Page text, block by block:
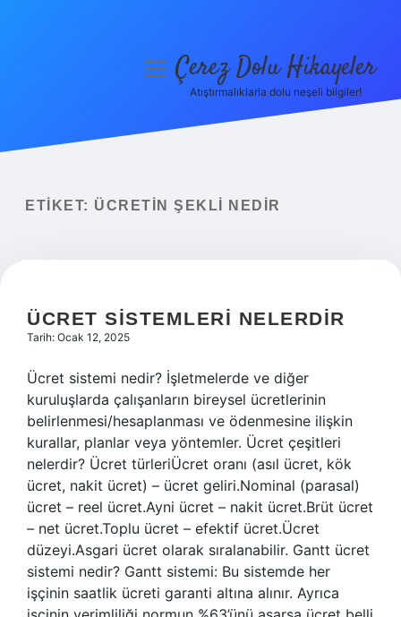
Yasal Uyarı
menüyüÇerez Dolu Hikayeler
Atıştırmalıklarla dolu neşeli bilgiler!
ETIKET: ÜCRETIN ŞEKLI NEDIR
ÜCRET SISTEMLERI NELERDIR
Tarih: Ocak 12, 2025
Ücret sistemi nedir? İşletmelerde ve diğer
kuruluşlarda çalışanların bireysel ücretlerinin
belirlenmesi/hesaplanması ve ödenmesine ilişkin
kurallar, planlar veya yöntemler. Ücret çeşitleri
nelerdir? Ücret türleriÜcret oranı (asıl ücret, kök
ücret, nakit ücret) – ücret geliri.Nominal (parasal)
ücret – reel ücret.Ayni ücret – nakit ücret.Brüt ücret
– net ücret.Toplu ücret – efektif ücret.Ücret
düzeyi.Asgari ücret olarak sıralanabilir. Gantt ücret
sistemi nedir? Gantt sistemi: Bu sistemde her
işçinin saatlik ücreti garanti altına alınır. Ayrıca